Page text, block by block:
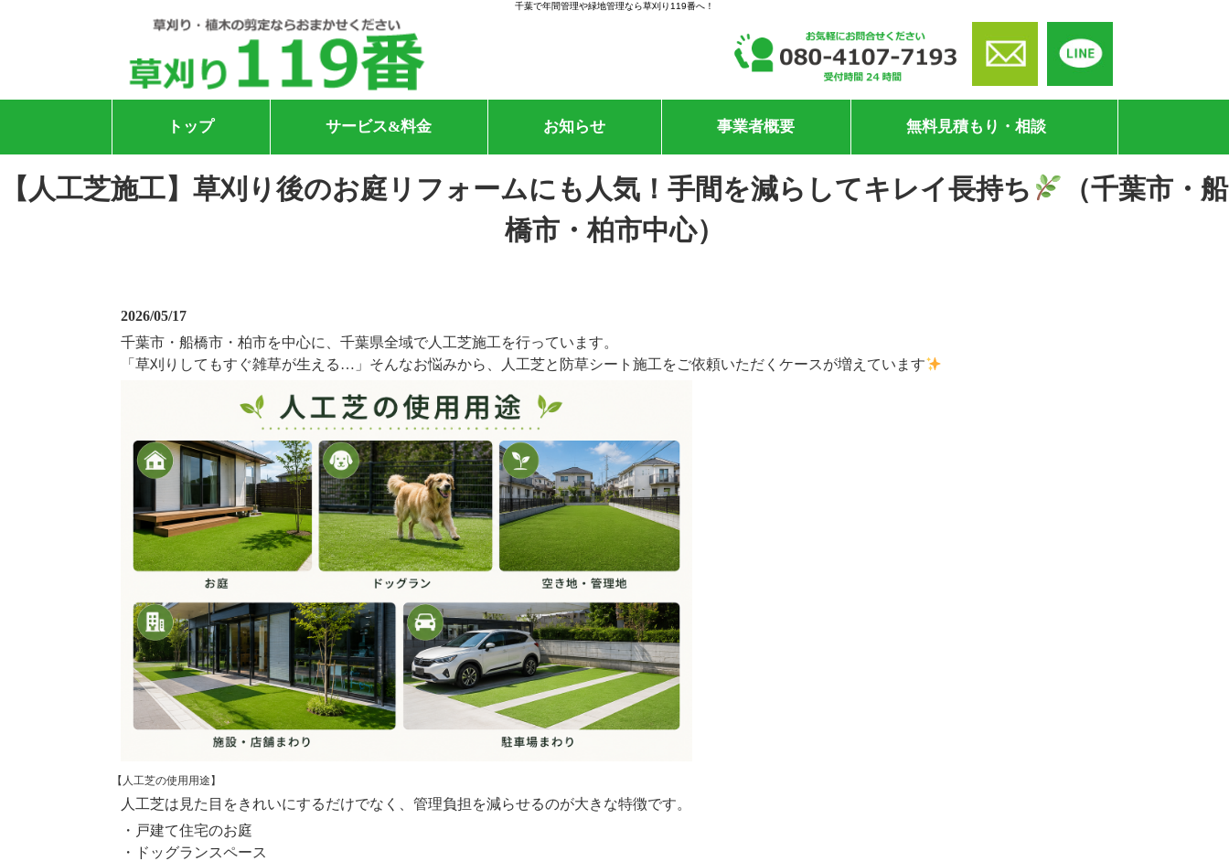
千葉で年間管理や緑地管理なら草刈り119番へ！
トップ サービス&料金 お知らせ 事業者概要 無料見積もり・相談
【人工芝施工】草刈り後のお庭リフォームにも人気！手間を減らしてキレイ長持ち
（千葉市・船
橋市・柏市中心）
2026/05/17
千葉市・船橋市・柏市を中心に、千葉県全域で人工芝施工を行っています。
「草刈りしてもすぐ雑草が生える…」そんなお悩みから、人工芝と防草シート施工をご依頼いただくケースが増えています
【人工芝の使用用途】
人工芝は見た目をきれいにするだけでなく、管理負担を減らせるのが大きな特徴です。
・戸建て住宅のお庭
・ドッグランスペース